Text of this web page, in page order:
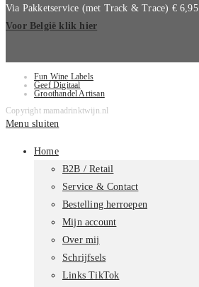
Via Pakketservice (met Track & Trace) € 6,95
Voor België klik hier
Fun Wine Labels
Geef Digitaal
Groothandel Artisan
Copyright mamadrinktwijn.nl
Menu sluiten
Home
B2B / Retail
Service & Contact
Bestelling herroepen
Mijn account
Over mij
Schrijfsels
Links TikTok